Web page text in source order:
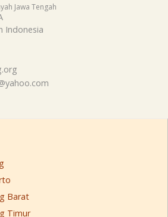
Jawa Tengah
Indonesia
Barat
Timur